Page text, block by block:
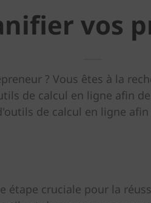
vos
? Vous êtes à la
de calcul en ligne afin
de calcul en ligne
étape cruciale pour la